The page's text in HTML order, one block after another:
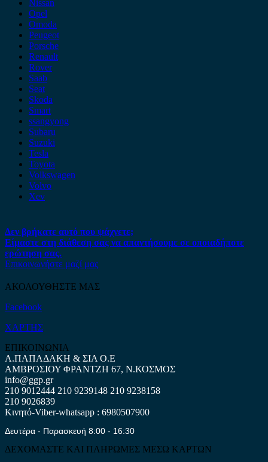
Nissan
Opel
Omoda
Peugeot
Porsche
Renault
Rover
Saab
Seat
Skoda
Smart
ssangyong
Subaru
Suzuki
Tesla
Toyota
Volkswagen
Volvo
Xev
Δεν βρήκατε αυτό που ψάχνετε;
Είμαστε στη διάθεση σας να απαντήσουμε σε οποιαδήποτε
ερώτηση σας.
Επικοινωνήστε μαζί μας
ΑΚΟΛΟΥΘΗΣΤΕ ΜΑΣ
Facebook
ΧΑΡΤΗΣ
ΕΠΙΚΟΙΝΩΝΙΑ
Α.ΠΑΠΑΔΑΚΗ & ΣΙΑ Ο.Ε
ΑΜΒΡΟΣΙΟΥ ΦΡΑΝΤΖΗ 67, Ν.ΚΟΣΜΟΣ
info@ggp.gr
210 9012444 210 9239148 210 9238158
210 9026839
Κινητό-Viber-whatsapp : 6980507900
Δευτέρα - Παρασκευή 8:00 - 16:30
ΔΕΧΟΜΑΣΤΕ ΚΑΙ ΠΛΗΡΩΜΕΣ ΜΕΣΩ ΚΑΡΤΩΝ